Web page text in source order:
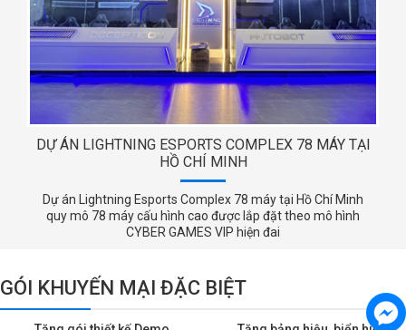
DỰ ÁN LIGHTNING ESPORTS COMPLEX 78 MÁY TẠI
HỒ CHÍ MINH
Dự án Lightning Esports Complex 78 máy tại Hồ Chí Minh
quy mô 78 máy cấu hình cao được lắp đặt theo mô hình
CYBER GAMES VIP hiện đai
GÓI KHUYẾN MẠI ĐẶC BIỆT